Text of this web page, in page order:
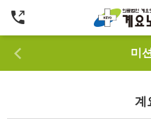
미션
계